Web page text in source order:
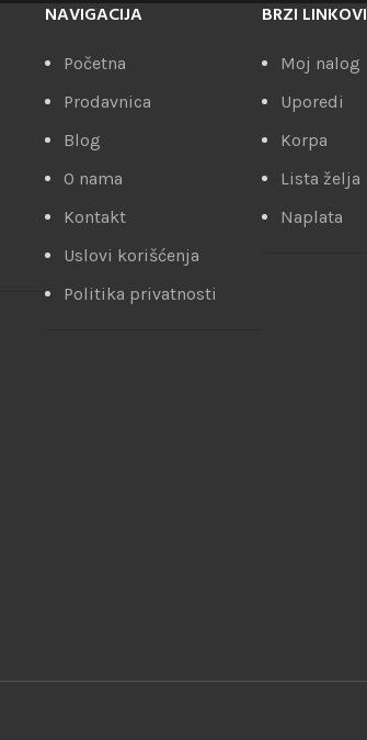
NAVIGACIJA
Početna
Prodavnica
Blog
O nama
Kontakt
Uslovi korišćenja
Politika privatnosti
BRZI LINKOVI
Moj nalog
Uporedi
Korpa
Lista želja
Naplata